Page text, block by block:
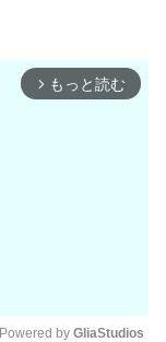
arrow_forward_ios もっと読む
Powered by GliaStudios